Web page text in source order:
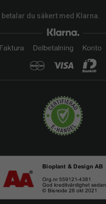
du säkert med Klarna.